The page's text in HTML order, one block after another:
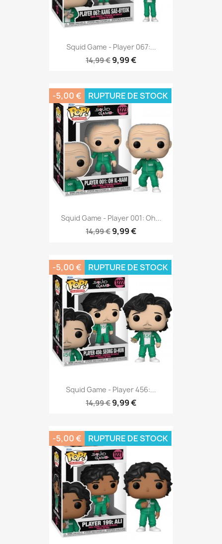
Squid Game - Player 067:...
14,99 € 9,99 €
Squid Game - Player 001: Oh...
14,99 € 9,99 €
-5,00 € RUPTURE DE STOCK
Squid Game - Player 456:...
14,99 € 9,99 €
-5,00 € RUPTURE DE STOCK
-5,00 € RUPTURE DE STOCK